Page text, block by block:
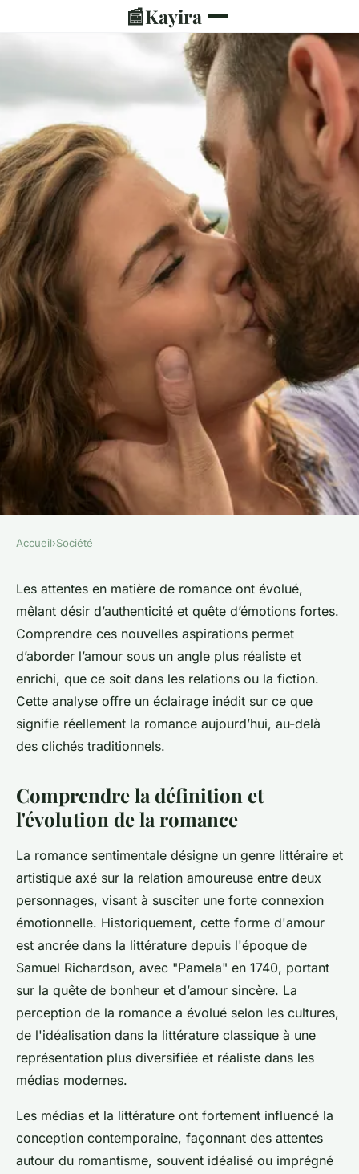
📰Kayira
Les attentes actuelles en
matière de romance
décryptées
Anna•7 août 2025•4 min de lecture
Accueil›Société
Les attentes en matière de romance ont évolué,
mêlant désir d’authenticité et quête d’émotions fortes.
Comprendre ces nouvelles aspirations permet
d’aborder l’amour sous un angle plus réaliste et
enrichi, que ce soit dans les relations ou la fiction.
Cette analyse offre un éclairage inédit sur ce que
signifie réellement la romance aujourd’hui, au-delà
des clichés traditionnels.
Comprendre la définition et
l'évolution de la romance
La romance sentimentale désigne un genre littéraire et
artistique axé sur la relation amoureuse entre deux
personnages, visant à susciter une forte connexion
émotionnelle. Historiquement, cette forme d'amour
est ancrée dans la littérature depuis l'époque de
Samuel Richardson, avec "Pamela" en 1740, portant
sur la quête de bonheur et d’amour sincère. La
perception de la romance a évolué selon les cultures,
de l'idéalisation dans la littérature classique à une
représentation plus diversifiée et réaliste dans les
médias modernes.
Les médias et la littérature ont fortement influencé la
conception contemporaine, façonnant des attentes
autour du romantisme, souvent idéalisé ou imprégné